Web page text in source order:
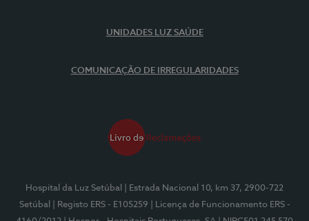
UNIDADES LUZ SAÚDE
COMUNICAÇÃO DE IRREGULARIDADES
Hospital da Luz Setúbal
| Estrada Nacional 10, km 37, 2900-722
Setúbal
| Registo ERS - E105259
| Licença de Funcionamento ERS -